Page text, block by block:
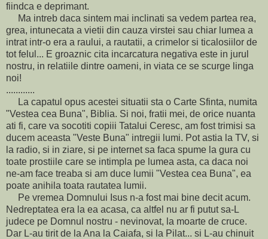
fiindca e deprimant.
Ma intreb daca sintem mai inclinati sa vedem partea rea,
grea, intunecata a vietii din cauza virstei sau chiar lumea a
intrat intr-o era a raului, a rautatii, a crimelor si ticalosiilor de
tot felul... E groaznic cita incarcatura negativa este in jurul
nostru, in relatiile dintre oameni, in viata ce se scurge linga
noi!
............
La capatul opus acestei situatii sta o Carte Sfinta, numita
"Vestea cea Buna", Biblia. Si noi, fratii mei, de orice nuanta
ati fi, care va socotiti copiii Tatalui Ceresc, am fost trimisi sa
ducem aceasta "Veste Buna" intregii lumi. Pot astia la TV, si
la radio, si in ziare, si pe internet sa faca spume la gura cu
toate prostiile care se intimpla pe lumea asta, ca daca noi
ne-am face treaba si am duce lumii "Vestea cea Buna", ea
poate anihila toata rautatea lumii.
Pe vremea Domnului Isus n-a fost mai bine decit acum.
Nedreptatea era la ea acasa, ca altfel nu ar fi putut sa-L
judece pe Domnul nostru - nevinovat, la moarte de cruce.
Dar L-au tirit de la Ana la Caiafa, si la Pilat... si L-au chinuit